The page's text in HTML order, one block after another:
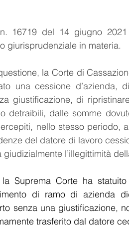
16719 del 14 giugno
giurisprudenziale in materia.
la Corte di
una cessione d’azienda,
giustificazione, di
detraibili, dalle somme
nello stesso periodo,
del datore di lavoro
l’illegittimità
la Suprema Corte ha
di ramo di azienda
senza una giustificazione,
trasferito dal datore